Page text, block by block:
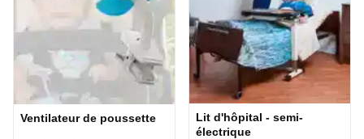
Ventilateur de poussette
Lit d'hôpital - semi-
électrique